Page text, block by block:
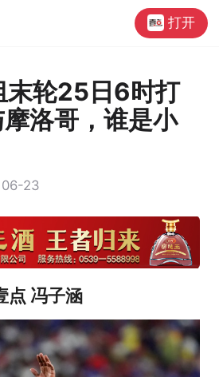
打开
末轮25日6时打
洛哥，谁是小
06-23
点 冯子涵